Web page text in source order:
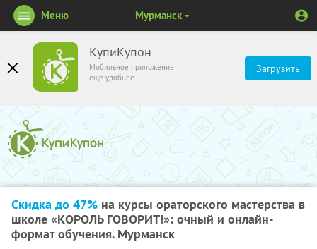
КупиКупон
Мобильное приложение
ещё удобнее
Загрузить
Меню Мурманск
Скидка до 47% на курсы ораторского мастерства в
школе «КОРОЛЬ ГОВОРИТ!»: очный и онлайн-
формат обучения. Мурманск